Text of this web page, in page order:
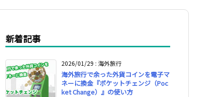
新着記事
2026/01/29 : 海外旅行
海外旅行で余った外貨コインを電子マ
ネーに換金『ポケットチェンジ（Poc
ket Change）』の使い方